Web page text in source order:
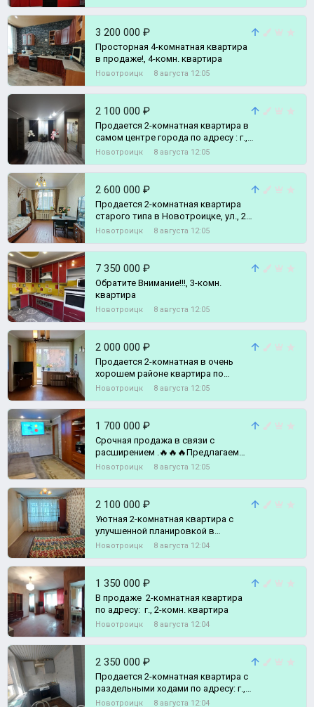
3 200 000 ₽
Просторная 4-комнатная квартира
в продаже!, 4-комн. квартира
Новотроицк 8 августа 12:05
2 100 000 ₽
Продается 2-комнатная квартира в
самом центре города по адресу : г.,
2-комн. квартира
Новотроицк 8 августа 12:05
2 600 000 ₽
Продается 2-комнатная квартира
старого типа в Новотроицке, ул., 2-
комн. квартира
Новотроицк 8 августа 12:05
7 350 000 ₽
Обратите Внимание!!!, 3-комн.
квартира
Новотроицк 8 августа 12:05
2 000 000 ₽
Продается 2-комнатная в очень
хорошем районе квартира по
адресу: г., 2-комн. квартира
Новотроицк 8 августа 12:05
1 700 000 ₽
Срочная продажа в связи с
расширением .🔥🔥🔥Предлагаем
Вашему вниманию уютную, светлую
Новотроицк 8 августа 12:05
2 100 000 ₽
Уютная 2-комнатная квартира с
улучшенной планировкой в
Новотроицке!, 2-комн. квартира
Новотроицк 8 августа 12:04
1 350 000 ₽
В продаже 2-комнатная квартира
по адресу: г., 2-комн. квартира
Новотроицк 8 августа 12:04
2 350 000 ₽
Продается 2-комнатная квартира с
раздельными ходами по адресу: г.,
2-комн. квартира
Новотроицк 8 августа 12:04